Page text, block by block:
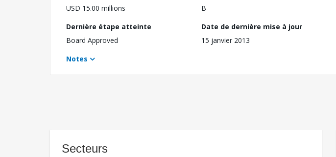
USD 15.00 millions
B
Dernière étape atteinte
Board Approved
Date de dernière mise à jour
15 janvier 2013
Notes
Secteurs